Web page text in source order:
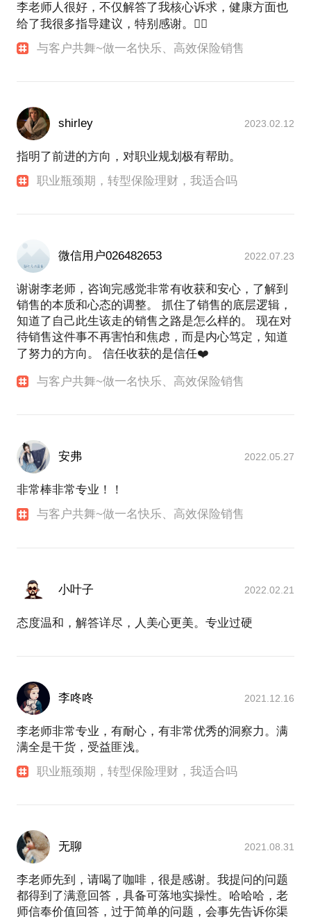
李老师人很好，不仅解答了我核心诉求，健康方面也
给了我很多指导建议，特别感谢。👍🏻
与客户共舞~做一名快乐、高效保险销售
shirley 2023.02.12
指明了前进的方向，对职业规划极有帮助。
职业瓶颈期，转型保险理财，我适合吗
微信用户026482653 2022.07.23
谢谢李老师，咨询完感觉非常有收获和安心，了解到
销售的本质和心态的调整。 抓住了销售的底层逻辑，
知道了自己此生该走的销售之路是怎么样的。 现在对
待销售这件事不再害怕和焦虑，而是内心笃定，知道
了努力的方向。 信任收获的是信任❤️
与客户共舞~做一名快乐、高效保险销售
安弗 2022.05.27
非常棒非常专业！！
与客户共舞~做一名快乐、高效保险销售
小叶子 2022.02.21
态度温和，解答详尽，人美心更美。专业过硬
李咚咚 2021.12.16
李老师非常专业，有耐心，有非常优秀的洞察力。满
满全是干货，受益匪浅。
职业瓶颈期，转型保险理财，我适合吗
无聊 2021.08.31
李老师先到，请喝了咖啡，很是感谢。我提问的问题
都得到了满意回答，具备可落地实操性。哈哈哈，老
师信奉价值回答，过于简单的问题，会事先告诉你渠